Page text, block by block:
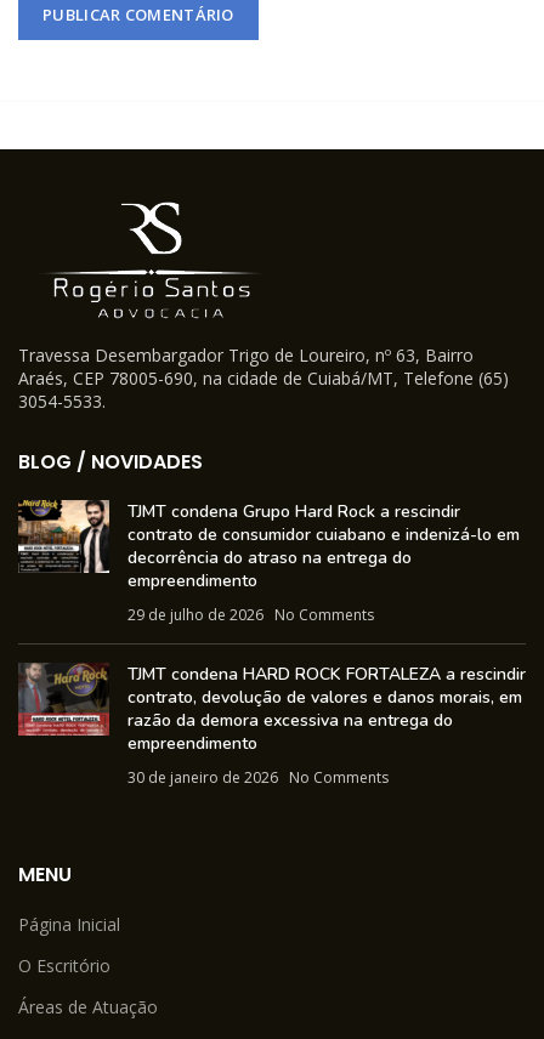
Travessa Desembargador Trigo de Loureiro, nº 63, Bairro
Araés, CEP 78005-690, na cidade de Cuiabá/MT, Telefone (65)
3054-5533.
BLOG / NOVIDADES
TJMT condena Grupo Hard Rock a rescindir
contrato de consumidor cuiabano e indenizá-lo em
decorrência do atraso na entrega do
empreendimento
29 de julho de 2026 No Comments
TJMT condena HARD ROCK FORTALEZA a rescindir
contrato, devolução de valores e danos morais, em
razão da demora excessiva na entrega do
empreendimento
30 de janeiro de 2026 No Comments
MENU
Página Inicial
O Escritório
Áreas de Atuação